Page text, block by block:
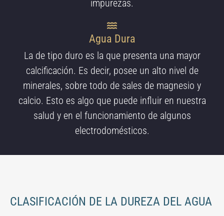
impurezas.
Agua Dura
La de tipo duro es la que presenta una mayor
calcificación. Es decir, posee un alto nivel de
minerales, sobre todo de sales de magnesio y
calcio. Esto es algo que puede influir en nuestra
salud y en el funcionamiento de algunos
electrodomésticos.
CLASIFICACIÓN DE LA DUREZA DEL AGUA